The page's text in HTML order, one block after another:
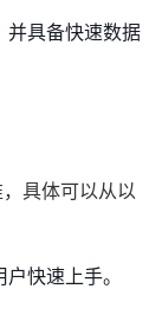
并具备快速数据
具体可以从以
快速上手。